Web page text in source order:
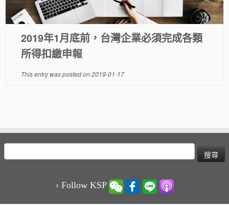
2019年1月底前，台灣企業必須完成各類
所得扣繳申報
This entry was posted on2019-01-17
尋
› Follow KSP